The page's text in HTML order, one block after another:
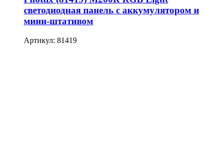
светодиодная панель с аккумулятором и
мини-штативом
Артикул: 81419